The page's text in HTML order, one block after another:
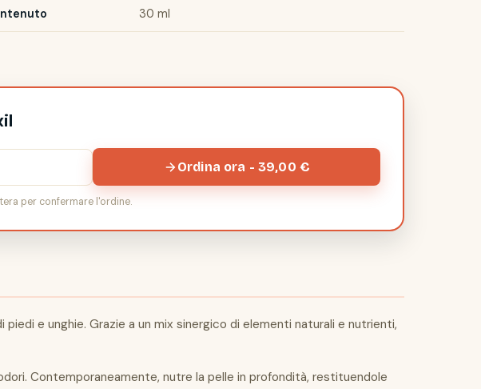
30 ml
Ordina ora - 39,00 €
per confermare l'ordine.
e unghie. Grazie a un mix sinergico di elementi naturali e nutrienti,
Contemporaneamente, nutre la pelle in profondità, restituendole